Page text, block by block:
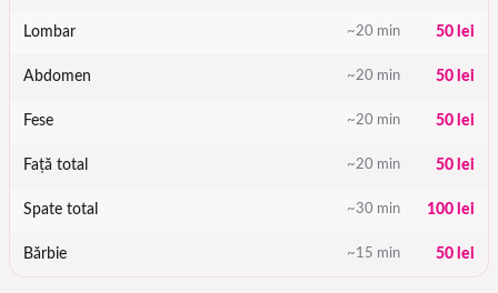
Lombar ~20 min 50 lei
Abdomen ~20 min 50 lei
Fese ~20 min 50 lei
Față total ~20 min 50 lei
Spate total ~30 min 100 lei
Bărbie ~15 min 50 lei